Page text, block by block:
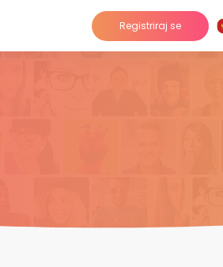
Registriraj se